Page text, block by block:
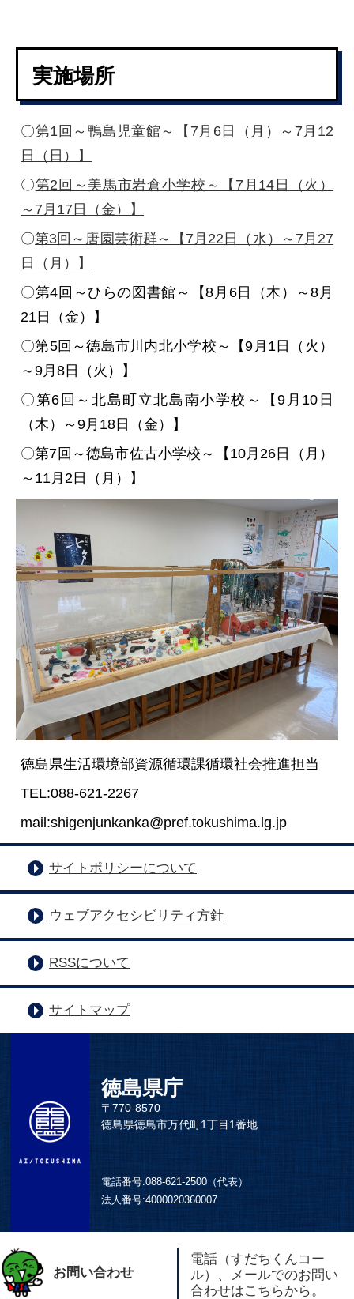
実施場所
〇第1回～鴨島児童館～【7月6日（月）～7月12
日（日）】
〇第2回～美馬市岩倉小学校～【7月14日（火）
～7月17日（金）】
〇第3回～唐園芸術群～【7月22日（水）～7月27
日（月）】
〇第4回～ひらの図書館～【8月6日（木）～8月
21日（金）】
〇第5回～徳島市川内北小学校～【9月1日（火）
～9月8日（火）】
〇第6回～北島町立北島南小学校～【9月10日
（木）～9月18日（金）】
〇第7回～徳島市佐古小学校～【10月26日（月）
～11月2日（月）】
徳島県生活環境部資源循環課循環社会推進担当
TEL:088-621-2267
mail:shigenjunkanka@pref.tokushima.lg.jp
サイトポリシーについて
ウェブアクセシビリティ方針
RSSについて
サイトマップ
徳島県庁
〒770-8570
徳島県徳島市万代町1丁目1番地
電話番号:088-621-2500（代表）
法人番号:4000020360007
お問い合わせ
電話（すだちくんコー
ル）、メールでのお問い
合わせはこちらから。